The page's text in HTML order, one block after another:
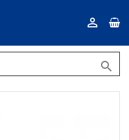

